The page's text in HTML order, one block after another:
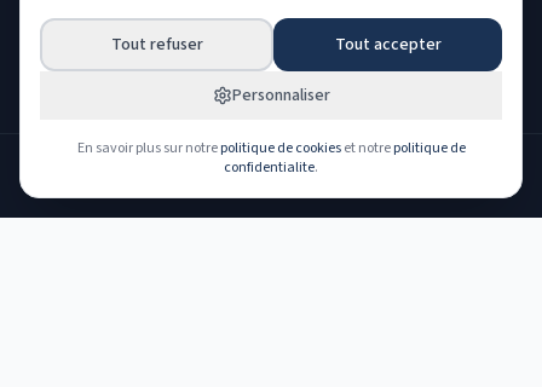
Espace partenaireTout refuser Tout accepter
Personnaliser
En savoir plus sur notre politique de cookies et notre politique de
confidentialite.